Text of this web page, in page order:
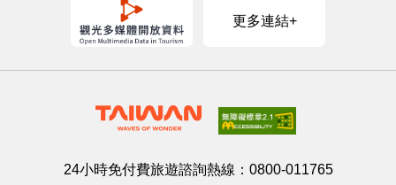
更多連結+
24小時免付費旅遊諮詢熱線： 0800-011765